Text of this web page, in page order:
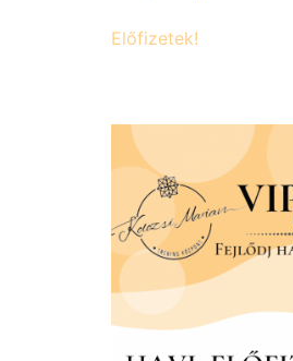
Előfizetek!